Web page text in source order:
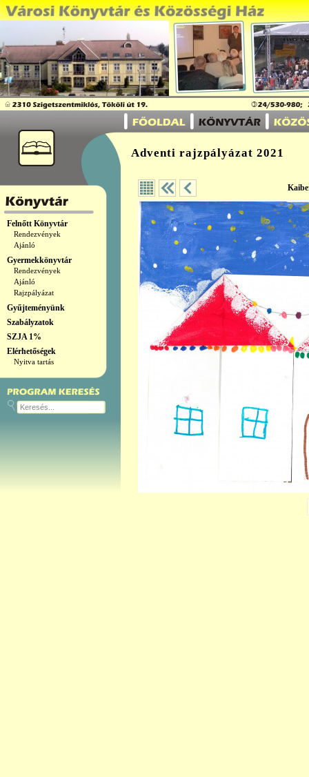
Felnőtt Könyvtár
Rendezvények
Ajánló
Gyermekkönyvtár
Rendezvények
Ajánló
Rajzpályázat
Gyűjteményünk
Szabályzatok
SZJA 1%
Elérhetőségek
Nyitva tartás
Adventi rajzpályázat 2021